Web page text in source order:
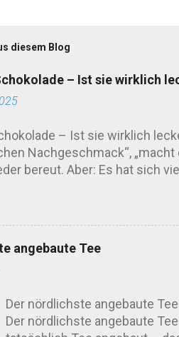
diesem Blog
– Ist sie wirklich
– Ist sie wirklich
Nachgeschmack“,
bereut. Aber: Es hat sich
mehrere Süßungsmittel,
wirkt oft etwas kühl im
angebaute Tee
Der nördlichste angebaute
Der nördlichste angebaute